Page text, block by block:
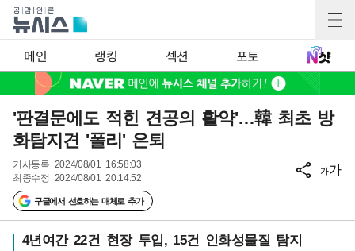
메인 랭킹 섹션 포토
'판결문에도 적힌 견공의 활약'…韓 최초 방
화탐지견 '폴리' 은퇴
기사등록 2024/08/01 16:58:03
최종수정 2024/08/01 20:14:52
구글에서 선호하는 매체로 추가
가가
4년여간 22건 현장 투입, 15건 인화성물질 탐지